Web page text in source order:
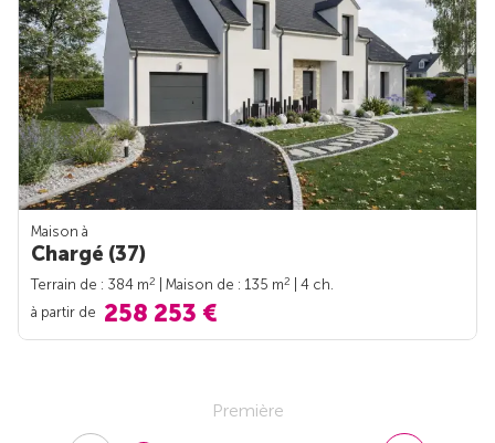
Maison à
Chargé (37)
Terrain de : 384 m2 | Maison de : 135 m2
| 4 ch.
à partir de 258 253 €
Première